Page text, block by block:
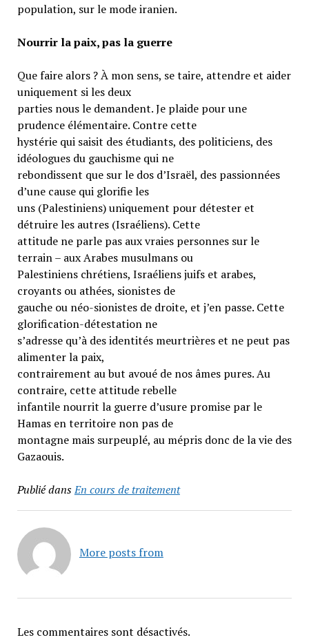
population, sur le mode iranien.
Nourrir la paix, pas la guerre
Que faire alors ? À mon sens, se taire, attendre et aider
uniquement si les deux
parties nous le demandent. Je plaide pour une
prudence élémentaire. Contre cette
hystérie qui saisit des étudiants, des politiciens, des
idéologues du gauchisme qui ne
rebondissent que sur le dos d’Israël, des passionnées
d’une cause qui glorifie les
uns (Palestiniens) uniquement pour détester et
détruire les autres (Israéliens). Cette
attitude ne parle pas aux vraies personnes sur le
terrain – aux Arabes musulmans ou
Palestiniens chrétiens, Israéliens juifs et arabes,
croyants ou athées, sionistes de
gauche ou néo-sionistes de droite, et j’en passe. Cette
glorification-détestation ne
s’adresse qu’à des identités meurtrières et ne peut pas
alimenter la paix,
contrairement au but avoué de nos âmes pures. Au
contraire, cette attitude rebelle
infantile nourrit la guerre d’usure promise par le
Hamas en territoire non pas de
montagne mais surpeuplé, au mépris donc de la vie des
Gazaouis.
Publié dansEn cours de traitement
More posts from
Les commentaires sont désactivés.